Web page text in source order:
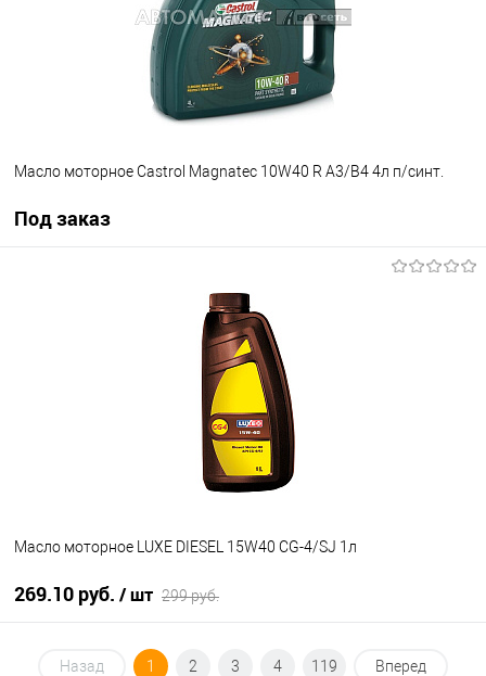
Масло моторное Castrol Magnatec 10W40 R A3/B4 4л п/синт.
Под заказ
Масло моторное LUXE DIESEL 15W40 CG-4/SJ 1л
269.10 руб. / шт 299 руб.
В корзину
Назад 1 2 3 4 119 Вперед